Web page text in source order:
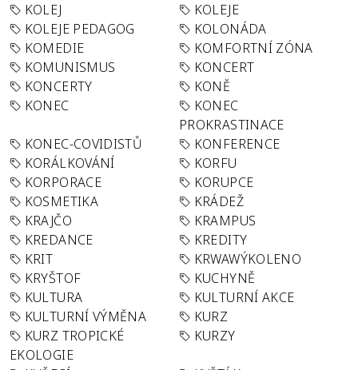
KOLEJ
KOLEJE
KOLEJE PEDAGOG
KOLONÁDA
KOMEDIE
KOMFORTNÍ ZÓNA
KOMUNISMUS
KONCERT
KONCERTY
KONĚ
KONEC
KONEC
PROKRASTINACE
KONEC-COVIDISTŮ
KONFERENCE
KORÁLKOVÁNÍ
KORFU
KORPORACE
KORUPCE
KOSMETIKA
KRÁDEŽ
KRAJČO
KRAMPUS
KREDANCE
KREDITY
KRIT
KRWAWÝKOLENO
KRYŠTOF
KUCHYNĚ
KULTURA
KULTURNÍ AKCE
KULTURNÍ VÝMĚNA
KURZ
KURZ TROPICKÉ
EKOLOGIE
KURZY